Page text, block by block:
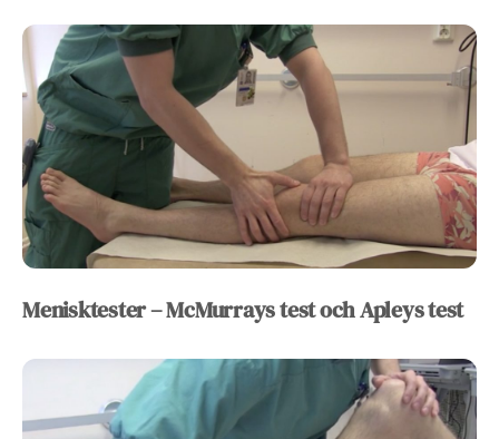
Menisktester – McMurrays test och Apleys test